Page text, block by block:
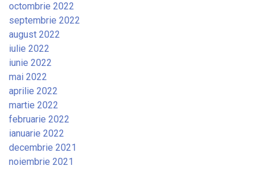
octombrie 2022
septembrie 2022
august 2022
iulie 2022
iunie 2022
mai 2022
aprilie 2022
martie 2022
februarie 2022
ianuarie 2022
decembrie 2021
noiembrie 2021